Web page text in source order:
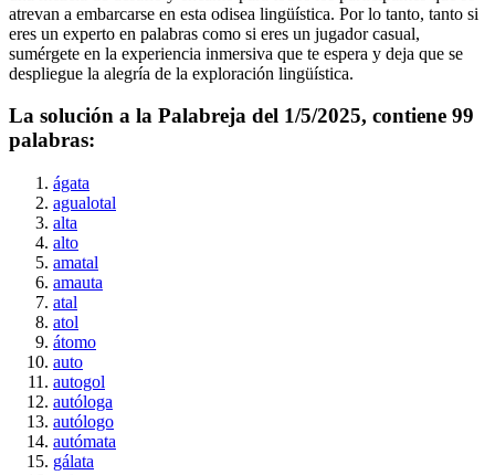
atrevan a embarcarse en esta odisea lingüística. Por lo tanto, tanto si
eres un experto en palabras como si eres un jugador casual,
sumérgete en la experiencia inmersiva que te espera y deja que se
despliegue la alegría de la exploración lingüística.
La solución a la Palabreja del 1/5/2025, contiene 99
palabras:
ágata
agualotal
alta
alto
amatal
amauta
atal
atol
átomo
auto
autogol
autóloga
autólogo
autómata
gálata